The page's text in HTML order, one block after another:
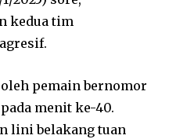
kedua tim
pemain bernomor
menit ke-40.
lini belakang tuan